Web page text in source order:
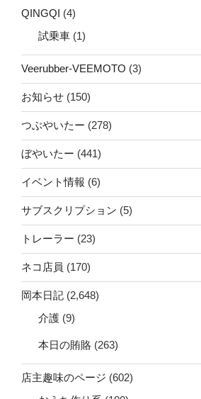
QINGQI (4)
試乗車 (1)
Veerubber-VEEMOTO (3)
お知らせ (150)
つぶやいたー (278)
ぼやいたー (441)
イベント情報 (6)
サブスクリプション (5)
トレーラー (23)
ネコ店員 (170)
岡本日記 (2,648)
介護 (9)
本日の賄賂 (263)
店主趣味のページ (602)